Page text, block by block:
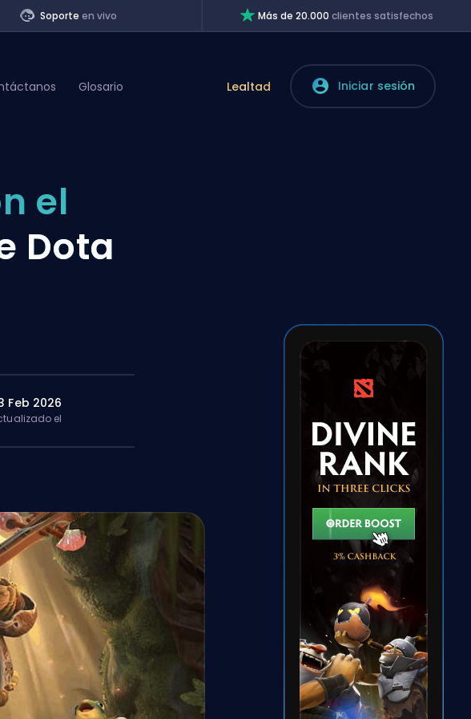
Soporteen vivo Más de 20.000clientes satisfechos
Glosario Lealtad Iniciar sesión
el
Dota
Feb 2026
el